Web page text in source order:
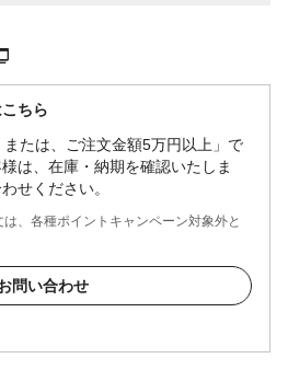
ちら
または、ご注文金額5万円以上」で
は、在庫・納期を確認いたしま
せください。
、各種ポイントキャンペーン対象外と
問い合わせ